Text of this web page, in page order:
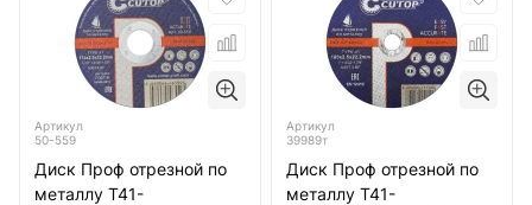
Артикул
50-559
Диск Проф отрезной по
металлу Т41-
Артикул
39989т
Диск Проф отрезной по
металлу Т41-